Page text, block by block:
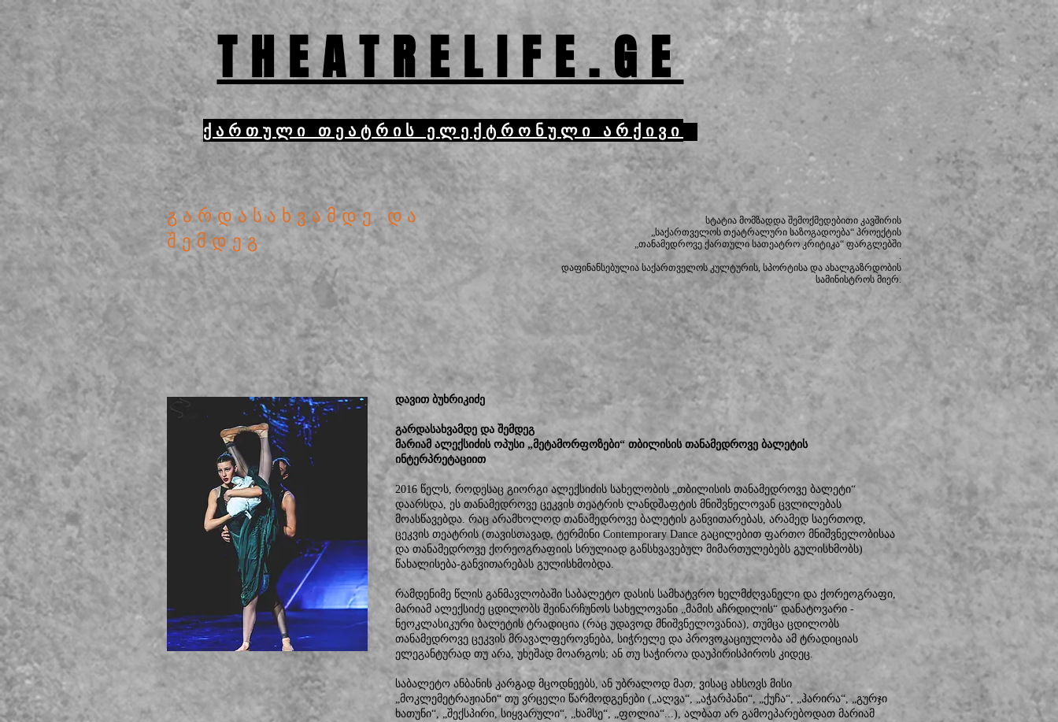
THEATRELIFE.GE
ქართული თეატრის ელექტრონული არქივი
გარდასახვამდე და
შემდეგ
სტატია მომზადდა შემოქმედებითი კავშირის
„საქართველოს თეატრალური საზოგადოება“ პროექტის
„თანამედროვე ქართული სათეატრო კრიტიკა“ ფარგლებში
.
დაფინანსებულია საქართველოს კულტურის, სპორტისა და ახალგაზრდობის
სამინისტროს მიერ.
დავით ბუხრიკიძე
გარდასახვამდე და შემდეგ
მარიამ ალექსიძის ოპუსი „მეტამორფოზები“ თბილისის თანამედროვე ბალეტის
ინტერპრეტაციით
2016 წელს, როდესაც გიორგი ალექსიძის სახელობის „თბილისის თანამედროვე ბალეტი“
დაარსდა, ეს თანამედროვე ცეკვის თეატრის ლანდშაფტის მნიშვნელოვან ცვლილებას
მოასწავებდა. რაც არამხოლოდ თანამედროვე ბალეტის განვითარებას, არამედ საერთოდ,
ცეკვის თეატრის (თავისთავად, ტერმინი Contemporary Dance გაცილებით ფართო მნიშვნელობისაა
და თანამედროვე ქორეოგრაფიის სრულიად განსხვავებულ მიმართულებებს გულისხმობს)
წახალისება-განვითარებას გულისხმობდა.
რამდენიმე წლის განმავლობაში საბალეტო დასის სამხატვრო ხელმძღვანელი და ქორეოგრაფი,
მარიამ ალექსიძე ცდილობს შეინარჩუნოს სახელოვანი „მამის აჩრდილის“ დანატოვარი -
ნეოკლასიკური ბალეტის ტრადიცია (რაც უდავოდ მნიშვნელოვანია), თუმცა ცდილობს
თანამედროვე ცეკვის მრავალფეროვნება, სიჭრელე და პროვოკაციულობა ამ ტრადიციას
ელეგანტურად თუ არა, უხეშად მოარგოს; ან თუ საჭიროა დაუპირისპიროს კიდეც.
საბალეტო ანბანის კარგად მცოდნეებს, ან უბრალოდ მათ, ვისაც ახსოვს მისი
„მოკლემეტრაჟიანი“ თუ ვრცელი წარმოდგენები („ალვა“, „აჭარპანი“, „ქუჩა“, „ჰარირა“, „გურჯი
ხათუნი“, „შექსპირი, სიყვარული“, „ხამსე“, „ფოლია“...), ალბათ არ გამოეპარებოდათ მარიამ